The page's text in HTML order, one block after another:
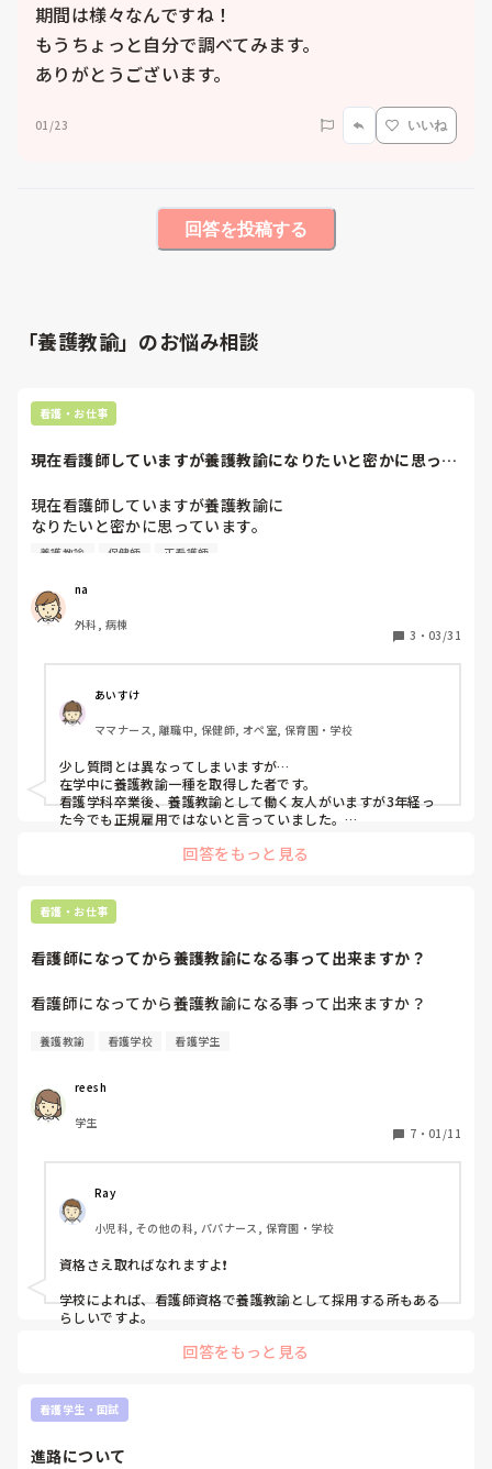
期間は様々なんですね！
もうちょっと自分で調べてみます。
ありがとうございます。
01/23 いいね
回答を投稿する
「養護教諭」のお悩み相談
看護・お仕事
現在看護師していますが養護教諭になりたいと密かに思って
現在看護師していますが養護教諭に
なりたいと密かに思っています。
専門卒で保健師の資格は持っていません。
養護教諭試験をうけて教員試験を受けても
就職倍率7倍と聞いてあまり現実的ではないかな
とおもっています。
養護教諭 保健師 正看護師
na
外科, 病棟
3 ・ 03/31
あいすけ
ママナース, 離職中, 保健師, オペ室, 保育園・学校
少し質問とは異なってしまいますが…
在学中に養護教諭一種を取得した者です。
看護学科卒業後、養護教諭として働く友人がいますが3年経っ
た今でも正規雇用ではないと言っていました。
就活をみているとやっぱり大変そうだった印象です。
回答をもっと見る
看護・お仕事
看護師になってから養護教諭になる事って出来ますか？
養護教諭 看護学校 看護学生
reesh
学生
7 ・ 01/11
Ray
小児科, その他の科, パパナース, 保育園・学校
資格さえ取ればなれますよ❗
学校によれば、看護師資格で養護教諭として採用する所もある
らしいですよ。
回答をもっと見る
看護学生・国試
進路について